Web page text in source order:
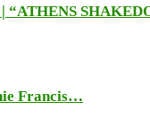
“ATHENS
Francis…